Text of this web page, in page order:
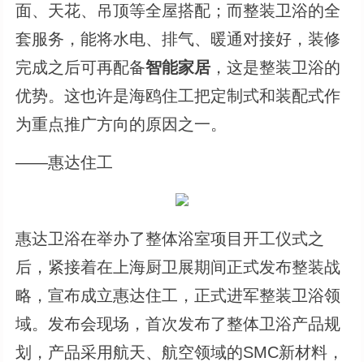
面、天花、吊顶等全屋搭配；而整装卫浴的全
套服务，能将水电、排气、暖通对接好，装修
完成之后可再配备智能家居 ，这是整装卫浴的
优势。这也许是海鸥住工把定制式和装配式作
为重点推广方向的原因之一。
——惠达住工
惠达卫浴在举办了整体浴室项目开工仪式之
后，紧接着在上海厨卫展期间正式发布整装战
略，宣布成立惠达住工，正式进军整装卫浴领
域。发布会现场，首次发布了整体卫浴产品规
划，产品采用航天、航空领域的SMC新材料，